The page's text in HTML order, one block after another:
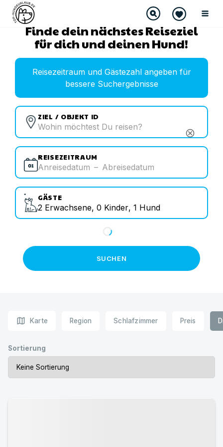
Finde dein nächstes Reiseziel
für dich und deinen Hund!
Reisezeitraum und Gästezahl angeben für
bessere Suchergebnisse
ZIEL / OBJEKT ID
cancel
REISEZEITRAUM
Anreisedatum – Abreisedatum
GÄSTE
2 Erwachsene, 0 Kinder, 1 Hund
SUCHEN
map Karte Region Schlafzimmer Preis
Sortierung